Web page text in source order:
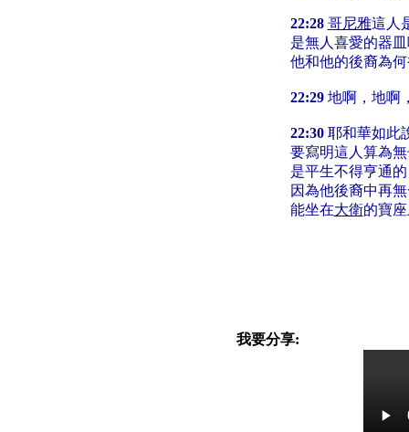
22:28 哥尼雅這人
是無人喜愛的器
他和他的後裔為
22:29 地啊，地啊
22:30 耶和華如此
要寫明這人算為
是平生不得亨通
因為他後裔中再
能坐在大衛的寶
我要分享: